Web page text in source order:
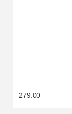
279,00